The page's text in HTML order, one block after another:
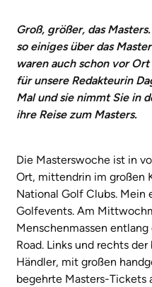
Groß, größer, das
so einiges über das
waren auch schon vor
für unsere Redakteurin
Mal und sie nimmt Sie in
ihre Reise zum Masters.
Die Masterswoche ist in
Ort, mittendrin im großen
National Golf Clubs. Mein
Golfevents. Am
Menschenmassen
Road. Links und rechts
Händler, mit großen
begehrte Masters-Tickets